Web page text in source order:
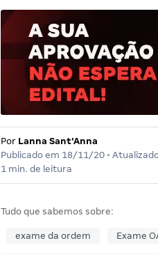
Por Lanna Sant'Anna
Publicado em 18/11/20•
1 min. de leitura
Tudo que sabemos sobre:
exame da ordem Exame